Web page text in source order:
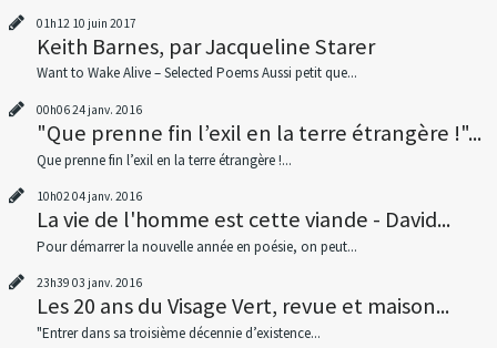
01h12 10 juin 2017
Keith Barnes, par Jacqueline Starer
Want to Wake Alive – Selected Poems Aussi petit que...
00h0624 janv. 2016
"Que prenne fin l’exil en la terre étrangère !"...
Que prenne fin l’exil en la terre étrangère !...
10h02 04 janv. 2016
La vie de l'homme est cette viande - David...
Pour démarrer la nouvelle année en poésie, on peut...
23h39 03 janv. 2016
Les 20 ans du Visage Vert, revue et maison...
"Entrer dans sa troisième décennie d’existence...